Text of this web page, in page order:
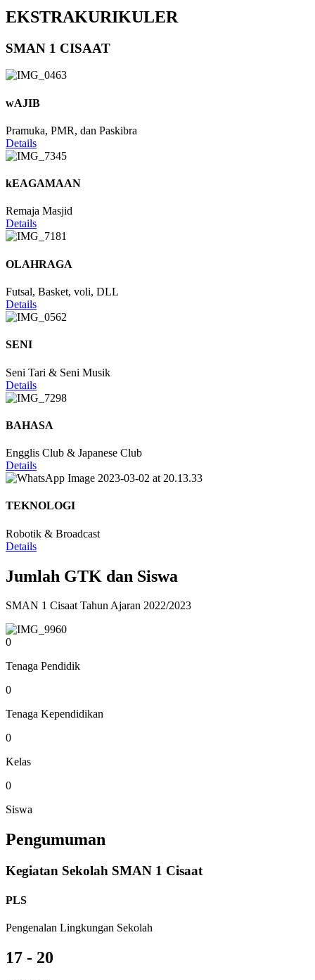
EKSTRAKURIKULER
SMAN 1 CISAAT
wAJIB
Pramuka, PMR, dan Paskibra
Details
kEAGAMAAN
Remaja Masjid
Details
OLAHRAGA
Futsal, Basket, voli, DLL
Details
SENI
Seni Tari & Seni Musik
Details
BAHASA
Engglis Club & Japanese Club
Details
TEKNOLOGI
Robotik & Broadcast
Details
Jumlah GTK dan Siswa
SMAN 1 Cisaat Tahun Ajaran 2022/2023
0
Tenaga Pendidik
0
Tenaga Kependidikan
0
Kelas
0
Siswa
Pengumuman
Kegiatan Sekolah SMAN 1 Cisaat
PLS
Pengenalan Lingkungan Sekolah
17 - 20